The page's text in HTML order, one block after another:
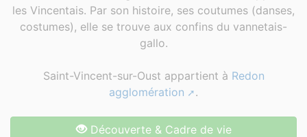
les Vincentais. Par son histoire, ses coutumes (danses,
costumes), elle se trouve aux confins du vannetais-
gallo.
Saint-Vincent-sur-Oust appartient à Redon
agglomération
.
Découverte & Cadre de vie